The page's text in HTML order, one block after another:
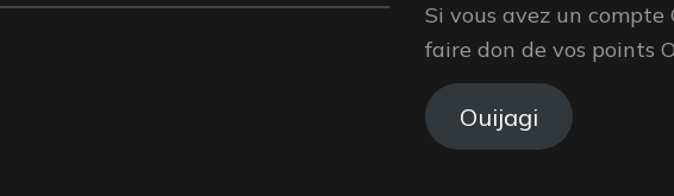
Si vous avez un
faire don de vos points
Ouijagi